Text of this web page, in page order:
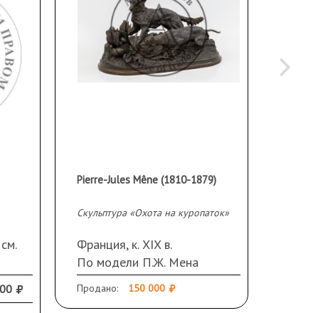
Pierre-Jules Mêne (1810-1879)
Скульптура «Охота на куропаток»
Франция, к. XIX в.
По модели П.Ж. Мена
Бронза, литье,
патинирование
Продано: 150 000